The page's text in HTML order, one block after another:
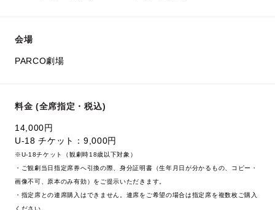
会場
PARCO劇場
料金 (全席指定・税込)
14,000円
U-18 チケット：9,000円
※U-18チケット（観劇時18歳以下対象）
・ご観劇当日指定席券へ引換の際、身分証明書（生年月日が分かるもの、コピー・
画像不可、原本のみ有効）をご提示いただきます。
・指定席との連席購入はできません。連席をご希望の場合は指定席を複数枚ご購入
ください。